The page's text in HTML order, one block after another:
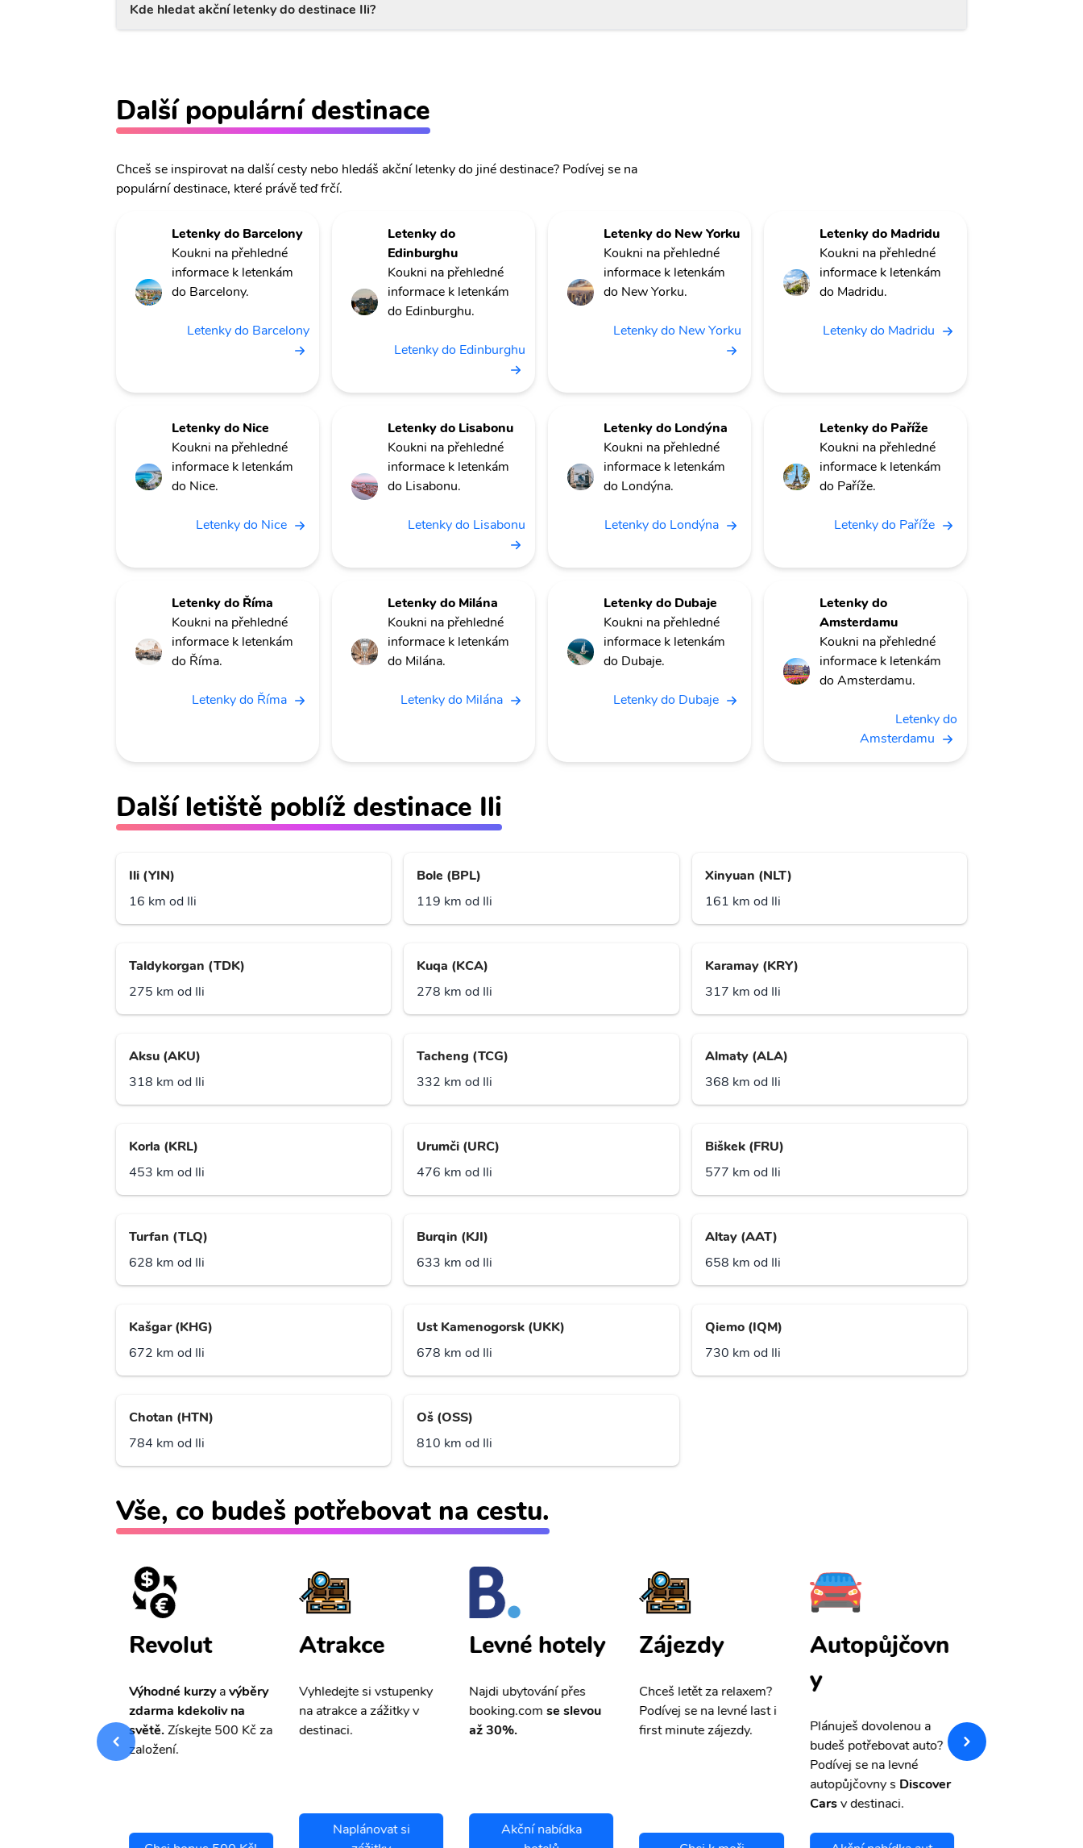
Kde hledat akční letenky do destinace Ili?
Další populární destinace
Chceš se inspirovat na další cesty nebo hledáš akční letenky do jiné destinace? Podívej se na
populární destinace, které právě teď frčí.
Letenky do Barcelony
Koukni na přehledné
informace k letenkám
do Barcelony.
Letenky do Barcelony
Letenky do
Edinburghu
Koukni na přehledné
informace k letenkám
do Edinburghu.
Letenky do Edinburghu
Letenky do New Yorku
Koukni na přehledné
informace k letenkám
do New Yorku.
Letenky do New Yorku
Letenky do Madridu
Koukni na přehledné
informace k letenkám
do Madridu.
Letenky do Madridu
Letenky do Nice
Koukni na přehledné
informace k letenkám
do Nice.
Letenky do Nice
Letenky do Lisabonu
Koukni na přehledné
informace k letenkám
do Lisabonu.
Letenky do Lisabonu
Letenky do Londýna
Koukni na přehledné
informace k letenkám
do Londýna.
Letenky do Londýna
Letenky do Paříže
Koukni na přehledné
informace k letenkám
do Paříže.
Letenky do Paříže
Letenky do Říma
Koukni na přehledné
informace k letenkám
do Říma.
Letenky do Říma
Letenky do Milána
Koukni na přehledné
informace k letenkám
do Milána.
Letenky do Milána
Letenky do Dubaje
Koukni na přehledné
informace k letenkám
do Dubaje.
Letenky do Dubaje
Letenky do
Amsterdamu
Koukni na přehledné
informace k letenkám
do Amsterdamu.
Letenky do
Amsterdamu
Další letiště poblíž destinace Ili
Ili (YIN)
16 km od Ili
Bole (BPL)
119 km od Ili
Xinyuan (NLT)
161 km od Ili
Taldykorgan (TDK)
275 km od Ili
Kuqa (KCA)
278 km od Ili
Karamay (KRY)
317 km od Ili
Aksu (AKU)
318 km od Ili
Tacheng (TCG)
332 km od Ili
Almaty (ALA)
368 km od Ili
Korla (KRL)
453 km od Ili
Urumči (URC)
476 km od Ili
Biškek (FRU)
577 km od Ili
Turfan (TLQ)
628 km od Ili
Burqin (KJI)
633 km od Ili
Altay (AAT)
658 km od Ili
Kašgar (KHG)
672 km od Ili
Ust Kamenogorsk (UKK)
678 km od Ili
Qiemo (IQM)
730 km od Ili
Chotan (HTN)
784 km od Ili
Oš (OSS)
810 km od Ili
Vše, co budeš potřebovat na cestu.
Revolut
Výhodné kurzyavýběry
zdarma kdekoliv na
světě.Získejte 500 Kč za
založení.
Atrakce
Vyhledejte si vstupenky
na atrakce a zážitky v
destinaci.
Naplánovat si
Levné hotely
Najdi ubytování přes
booking.comse slevou
až 30%.
Akční nabídka
Zájezdy
Chceš letět za relaxem?
Podívej se na levné last i
first minute zájezdy.
Autopůjčovn
y
Plánuješ dovolenou a
budeš potřebovat auto?
Podívej se na levné
autopůjčovny s Discover
Carsv destinaci.
pojištění a
storno.